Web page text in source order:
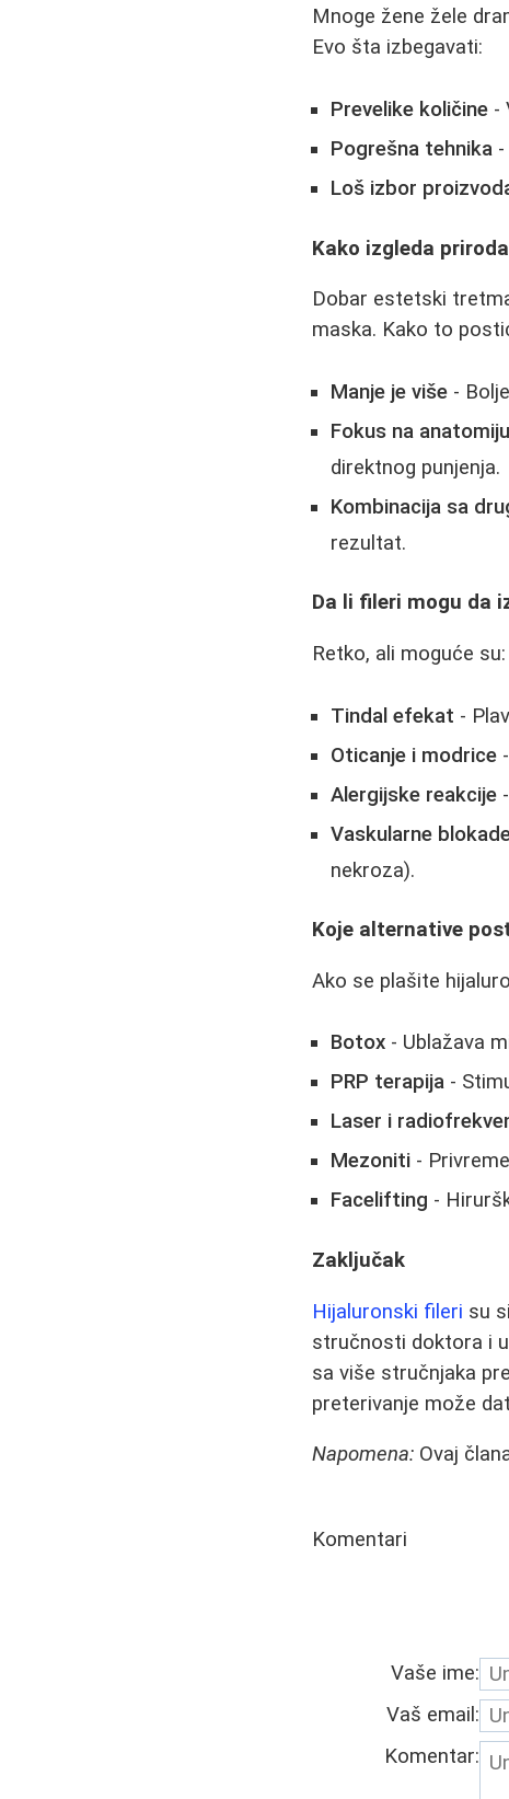
Mnoge žene žele
Evo šta izbegavati:
Prevelike količine -
Pogrešna tehnika
Loš izbor
Kako izgleda
Dobar estetski
maska. Kako to
Manje je više -
Fokus na anatomiju
direktnog punjenja.
Kombinacija sa
rezultat.
Da li fileri mogu da
Retko, ali moguće su:
Tindal efekat -
Oticanje i modrice
Alergijske reakcije
Vaskularne
nekroza).
Koje alternative
Ako se plašite
Botox - Ublažava
PRP terapija -
Laser i
Mezoniti -
Facelifting -
Zaključak
Hijaluronski fileri su
stručnosti doktora i
sa više stručnjaka
preterivanje može
Napomena: Ovaj
Komentari
Vaše ime:
Vaš email:
Komentar: